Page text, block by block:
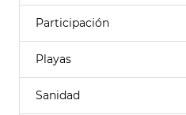
Participación
Playas
Sanidad